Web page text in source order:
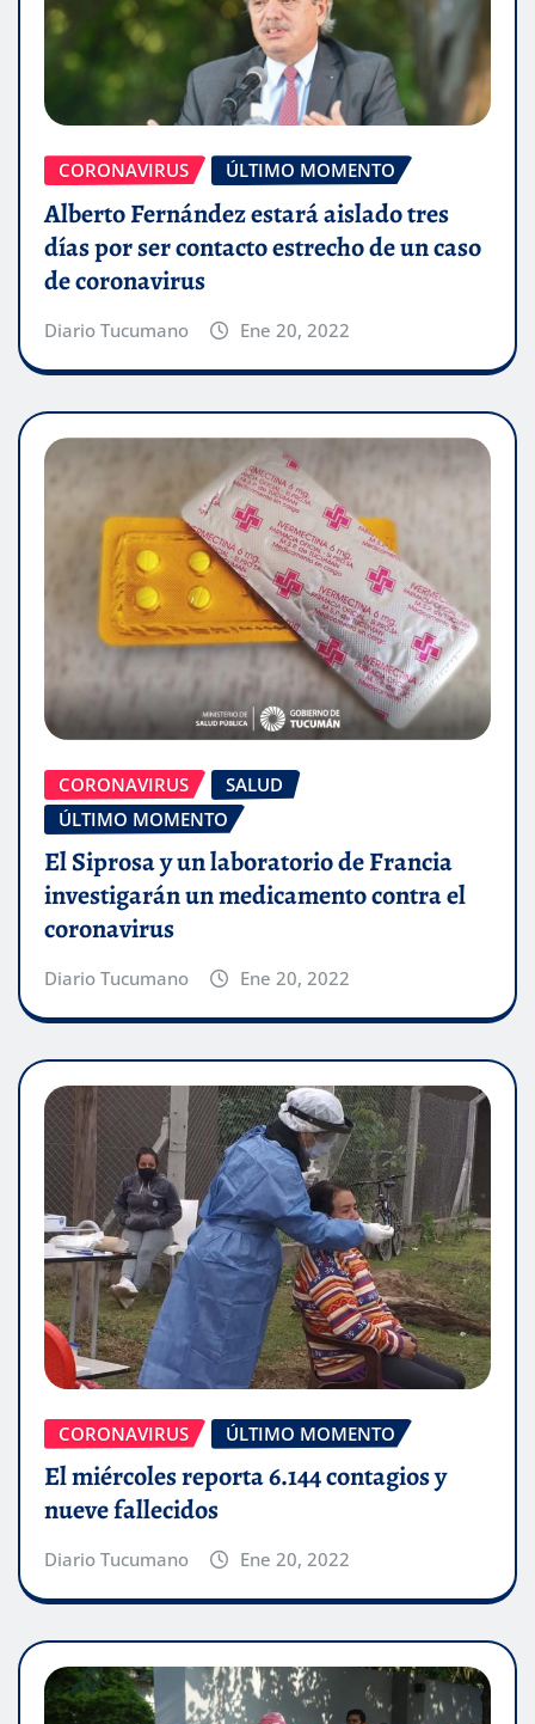
CORONAVIRUS ÚLTIMO MOMENTO
Alberto Fernández estará aislado tres
días por ser contacto estrecho de un caso
de coronavirus
Diario Tucumano Ene 20, 2022
CORONAVIRUS
SALUD
ÚLTIMO MOMENTO
El Siprosa y un laboratorio de Francia
investigarán un medicamento contra el
coronavirus
Diario Tucumano Ene 20, 2022
CORONAVIRUS ÚLTIMO MOMENTO
El miércoles reporta 6.144 contagios y
nueve fallecidos
Diario Tucumano Ene 20, 2022